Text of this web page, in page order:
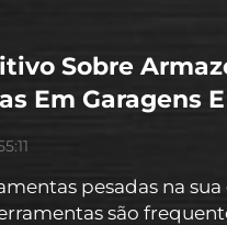
Sobre
Em Garagens
pesadas na
são